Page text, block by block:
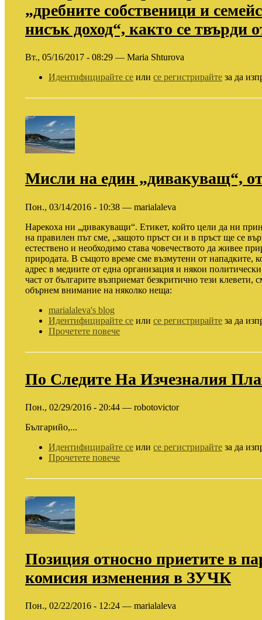
„дребните собственици и
нисък доход“, както се твърди
Вт., 05/16/2017 - 08:29 — Maria Shturova
Идентифицирайте се или се регистрирайте за да
Мисли на един „дивакуващ“,
Пон., 03/14/2016 - 10:38 — marialaleva
Нарекоха ни „дивакуващи“. Етикет, който цели да ни
на правилен път сме, „защото пръст си и в пръст ще се
естествено и необходимо става човечеството да живее
природата. В същото време сме възмутени от нападките,
адрес в медиите от една организация и някои
част от българите възприемат безкритично тези клевети,
обърнем внимание на няколко неща:
marialaleva's blog
Идентифицирайте се или се регистрирайте за да
Прочетете повече
По Следите На Изчезналия
Пон., 02/29/2016 - 20:44 — robotovictor
Българийо,...
Идентифицирайте се или се регистрирайте за да
Прочетете повече
Позиция относно приетите в
комисия изменения в ЗУЧК
Пон., 02/22/2016 - 12:24 — marialaleva